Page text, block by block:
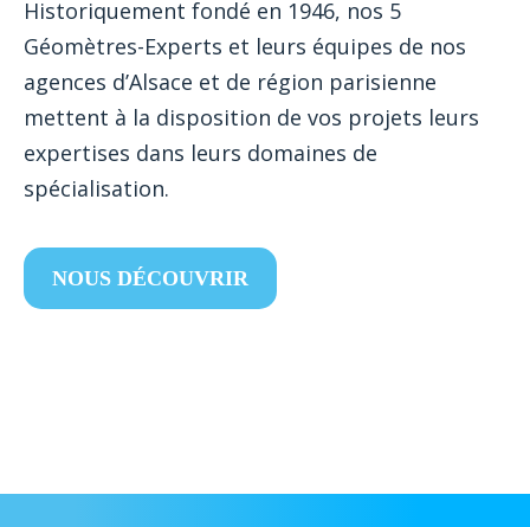
Historiquement fondé en 1946, nos 5
Géomètres-Experts et leurs équipes de nos
agences d’Alsace et de région parisienne
mettent à la disposition de vos projets leurs
expertises dans leurs domaines de
spécialisation.
NOUS DÉCOUVRIR